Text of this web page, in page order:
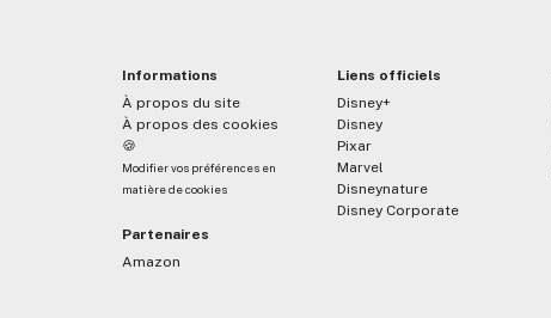
Informations
À propos du site
À propos des cookies
🍪
Modifier vos préférences en
matière de cookies
Partenaires
Amazon
Liens officiels
Disney+
Disney
Pixar
Marvel
Disneynature
Disney Corporate